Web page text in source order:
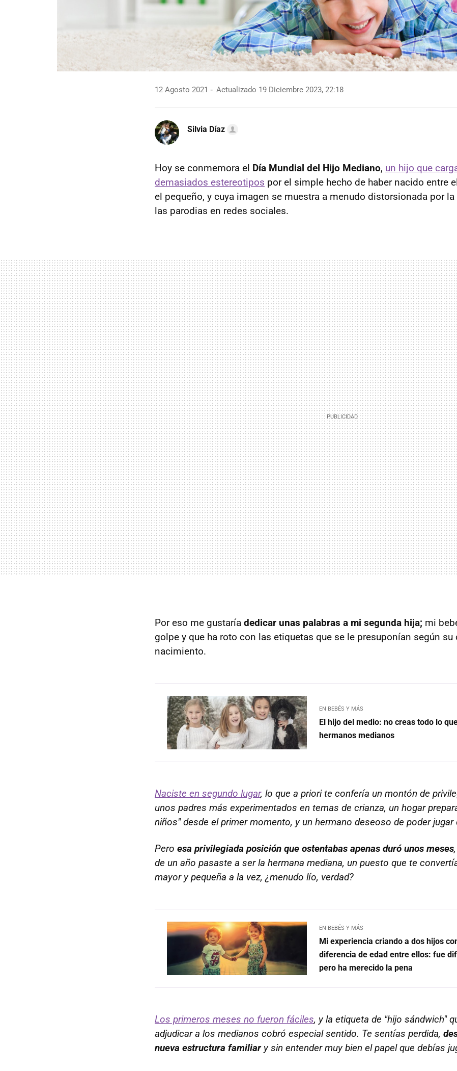
12 Agosto 2021 Actualizado 19 Diciembre 2023, 22:18
Silvia Díaz
Hoy se conmemora el Día Mundial del Hijo Mediano, un hijo que
demasiados estereotipos por el simple hecho de haber nacido entre
el pequeño, y cuya imagen se muestra a menudo distorsionada por
las parodias en redes sociales.
Por eso me gustaría dedicar unas palabras a mi segunda hija; mi
golpe y que ha roto con las etiquetas que se le presuponían según su
nacimiento.
EN BEBÉS Y MÁS
El hijo del medio: no creas todo lo
hermanos medianos
Naciste en segundo lugar, lo que a priori te confería un montón de
unos padres más experimentados en temas de crianza, un hogar
niños" desde el primer momento, y un hermano deseoso de poder jugar
Pero esa privilegiada posición que ostentabas apenas duró unos meses
de un año pasaste a ser la hermana mediana, un puesto que te
mayor y pequeña a la vez, ¿menudo lío, verdad?
EN BEBÉS Y MÁS
Mi experiencia criando a dos hijos
diferencia de edad entre ellos: fue
pero ha merecido la pena
Los primeros meses no fueron fáciles, y la etiqueta de "hijo sándwich"
adjudicar a los medianos cobró especial sentido. Te sentías perdida,
nueva estructura familiary sin entender muy bien el papel que debías